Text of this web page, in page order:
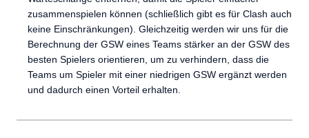
zusammenspielen können (schließlich gibt es für Clash auch
keine Einschränkungen). Gleichzeitig werden wir uns für die
Berechnung der GSW eines Teams stärker an der GSW des
besten Spielers orientieren, um zu verhindern, dass die
Teams um Spieler mit einer niedrigen GSW ergänzt werden
und dadurch einen Vorteil erhalten.